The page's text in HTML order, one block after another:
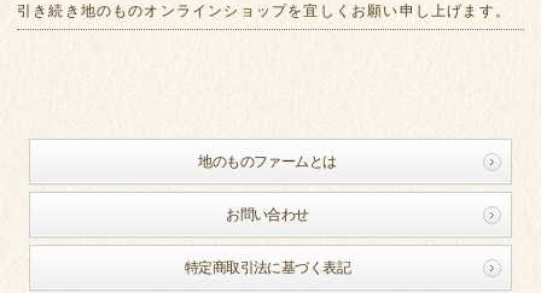
引き続き地のものオンラインショップを宜しくお願い申し上げます。
地のものファームとは
お問い合わせ
特定商取引法に基づく表記